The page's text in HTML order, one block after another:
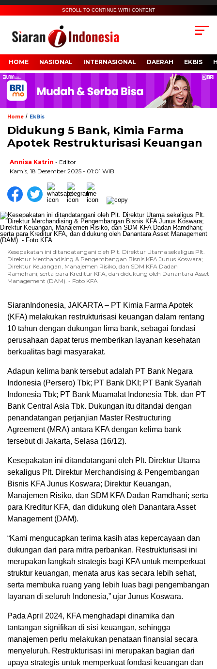
00:00
SCROLL TO CONTINUE WITH CONTENT
HOME NASIONAL INTERNASIONAL DAERAH EKBIS
Home / EkBis
Didukung 5 Bank, Kimia Farma
Apotek Restrukturisasi Keuangan
Annisa Katrin - Editor
Kamis, 18 Desember 2025 - 01:01 WIB
Kesepakatan ini ditandatangani oleh Plt. Direktur Utama sekaligus Plt.
Direktur Merchandising & Pengembangan Bisnis KFA Junus Koswara;
Direktur Keuangan, Manajemen Risiko, dan SDM KFA Dadan
Ramdhani; serta para Kreditur KFA, dan didukung oleh Danantara Asset
Management (DAM). - Foto KFA
SiaranIndonesia, JAKARTA– PT Kimia Farma Apotek
(KFA) melakukan restrukturisasi keuangan dalam rentang
10 tahun dengan dukungan lima bank, sebagai fondasi
perusahaan dapat terus memberikan layanan kesehatan
berkualitas bagi masyarakat.
Adapun kelima bank tersebut adalah PT Bank Negara
Indonesia (Persero) Tbk; PT Bank DKI; PT Bank Syariah
Indonesia Tbk; PT Bank MuamalatIndonesia Tbk, dan PT
Bank Central Asia Tbk. Dukungan itu ditandai dengan
penandatangan perjanjian Master Restructuring
Agreement (MRA) antara KFAdengan kelima bank
tersebutdi Jakarta, Selasa (16/12).
Kesepakatan ini ditandatangani oleh Plt. Direktur Utama
sekaligus Plt. Direktur Merchandising & Pengembangan
Bisnis KFAJunus Koswara; Direktur Keuangan,
Manajemen Risiko, dan SDM KFA Dadan Ramdhani; serta
para Kreditur KFA, dan didukung oleh Danantara Asset
Management (DAM).
“Kami mengucapkan terima kasih atas kepercayaan dan
dukungan dari para mitra perbankan. Restrukturisasi ini
merupakan langkah strategis bagi KFA untuk memperkuat
struktur keuangan, menata arus kas secara lebih sehat,
serta membuka ruang yang lebih luas bagi pengembangan
layanan di seluruh Indonesia,” ujar Junus Koswara.
Pada April 2024, KFA menghadapi dinamika dan
tantangan signifikan di sisi keuangan, sehingga
manajemen perlu melakukan penataan finansial secara
menyeluruh. Restrukturisasi ini merupakan bagian dari
upaya strategis untuk memperkuat fondasi keuangan dan